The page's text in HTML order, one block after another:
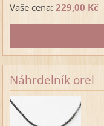
Vaše cena: 229,00 Kč
Náhrdelník orel